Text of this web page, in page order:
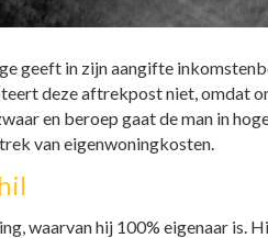
geeft in zijn aangifte
deze aftrekpost niet, omdat
en beroep gaat de man in
van eigenwoningkosten.
waarvan hij 100% eigenaar